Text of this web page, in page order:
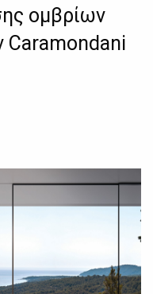
ομβρίων
Caramondani